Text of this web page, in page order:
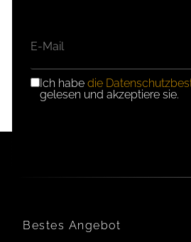
MAIL
DSGVO-
EINWILLIGUNG
Ich habe die
gelesen und akzeptiere sie.
Bestes Angebot